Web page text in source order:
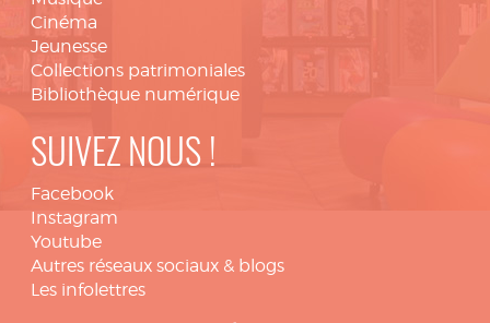
Cinéma
Jeunesse
Collections patrimoniales
Bibliothèque numérique
SUIVEZ NOUS !
Facebook
Instagram
Youtube
Autres réseaux sociaux & blogs
Les infolettres